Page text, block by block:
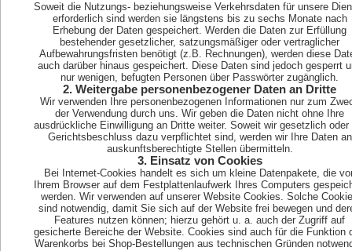
Soweit die Nutzungs- beziehungsweise Verkehrsdaten für unsere
erforderlich sind werden sie längstens bis zu sechs Monate nach
Erhebung der Daten gespeichert. Werden die Daten zur Erfüllung
bestehender gesetzlicher, satzungsmäßiger oder vertraglicher
Aufbewahrungsfristen benötigt (z.B. Rechnungen), werden diese
auch darüber hinaus gespeichert. Diese Daten sind jedoch gesperrt
nur wenigen, befugten Personen über Passwörter zugänglich.
2. Weitergabe personenbezogener Daten an Dritte
Wir verwenden Ihre personenbezogenen Informationen nur zum
der Verwendung durch uns. Wir geben die Daten nicht ohne Ihre
ausdrückliche Einwilligung an Dritte weiter. Soweit wir gesetzlich oder
Gerichtsbeschluss dazu verpflichtet sind, werden wir Ihre Daten an
auskunftsberechtigte Stellen übermitteln.
3. Einsatz von Cookies
Bei Internet-Cookies handelt es sich um kleine Datenpakete, die
Ihrem Browser auf dem Festplattenlaufwerk Ihres Computers
werden. Wir verwenden auf unserer Website Cookies. Solche
sind notwendig, damit Sie sich auf der Website frei bewegen und
Features nutzen können; hierzu gehört u. a. auch der Zugriff auf
gesicherte Bereiche der Website. Cookies sind auch für die Funktion
Warenkorbs bei Shop-Bestellungen aus technischen Gründen